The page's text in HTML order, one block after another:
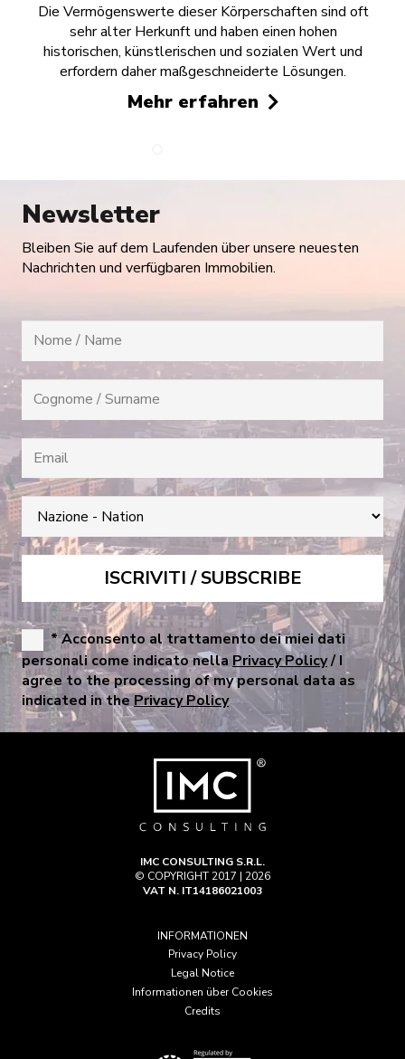
Die Vermögenswerte dieser Körperschaften sind oft
sehr alter Herkunft und haben einen hohen
historischen, künstlerischen und sozialen Wert und
erfordern daher maßgeschneiderte Lösungen.
Mehr erfahren
Newsletter
Bleiben Sie auf dem Laufenden über unsere neuesten
Nachrichten und verfügbaren Immobilien.
* Acconsento al trattamento dei miei dati
personali come indicato nella Privacy Policy/ I
agree to the processing of my personal data as
indicated in thePrivacy Policy
IMC CONSULTING S.R.L.
© COPYRIGHT 2017 | 2026
VAT N. IT14186021003
INFORMATIONEN
Privacy Policy
Legal Notice
Informationen über Cookies
Credits